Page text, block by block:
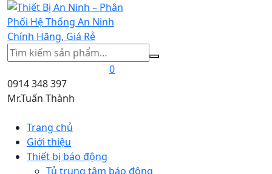
Tìm
kiếm
0
0914 348 397
Mr.Tuấn Thành
Trang chủ
Giới thiệu
Thiết bị báo động
Tủ trung tâm báo động